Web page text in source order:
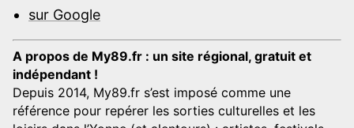
sur Google
A propos de My89.fr : un site régional, gratuit et
indépendant !
Depuis 2014, My89.fr s’est imposé comme une
référence pour repérer les sorties culturelles et les